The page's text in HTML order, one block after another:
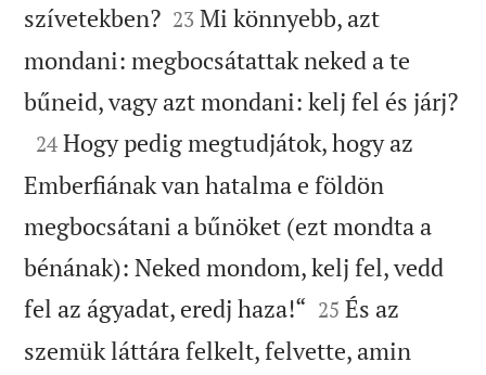
szívetekben?
23 Mi könnyebb, azt
mondani: megbocsátattak neked a te
bűneid, vagy azt mondani: kelj fel és járj?

24 Hogy pedig megtudjátok, hogy az
Emberfiának van hatalma e földön
megbocsátani a bűnöket (ezt mondta a
bénának): Neked mondom, kelj fel, vedd
fel az ágyadat, eredj haza!“ 

25 És az
szemük láttára felkelt, felvette, amin